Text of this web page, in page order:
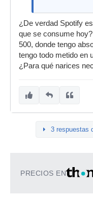
¿De verdad Spotify
que se consume
500, donde tengo
tengo todo metido en
¿Para qué narices
3 respuestas
PRECIOS EN